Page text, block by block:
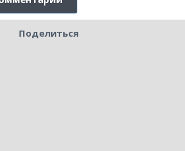
Поделиться